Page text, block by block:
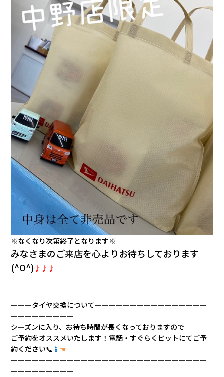
※なくなり次第終了となります※
みなさまのご来店を心よりお待ちしております
(^O^) ♪♪♪
ーーータイヤ交換についてーーーーーーーーーーーーーーーー
ーーーーーーーーー
シーズンに入り、お待ち時間が長くなっておりますので
ご予約をオススメいたします！電話・すぐらくピットにてご予
約ください📞 📱 ☚
ーーーーーーーーーーーーーーーーーーーーーーーーーーーー
ーーーーーーーーー